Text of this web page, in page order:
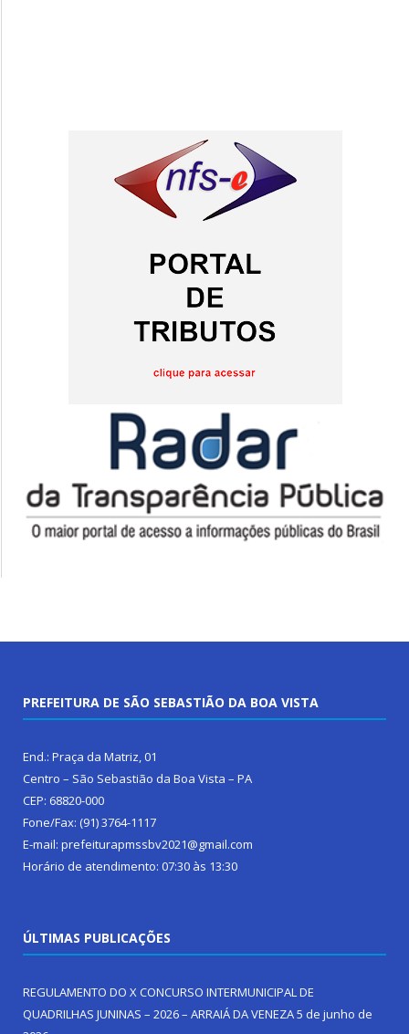
PREFEITURA DE SÃO SEBASTIÃO DA BOA VISTA
End.: Praça da Matriz, 01
Centro – São Sebastião da Boa Vista – PA
CEP: 68820-000
Fone/Fax: (91) 3764-1117
E-mail: prefeiturapmssbv2021@gmail.com
Horário de atendimento: 07:30 às 13:30
ÚLTIMAS PUBLICAÇÕES
REGULAMENTO DO X CONCURSO INTERMUNICIPAL DE
QUADRILHAS JUNINAS – 2026 – ARRAIÁ DA VENEZA5 de junho de